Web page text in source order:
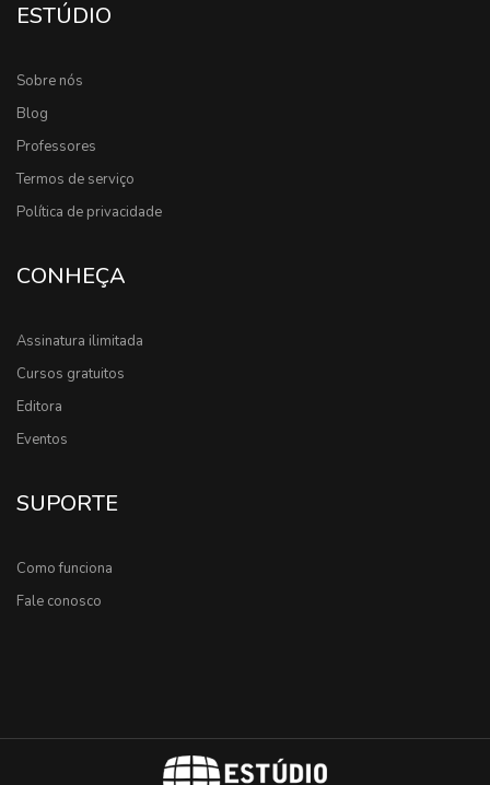
ESTÚDIO
Sobre nós
Blog
Professores
Termos de serviço
Política de privacidade
CONHEÇA
Assinatura ilimitada
Cursos gratuitos
Editora
Eventos
SUPORTE
Como funciona
Fale conosco